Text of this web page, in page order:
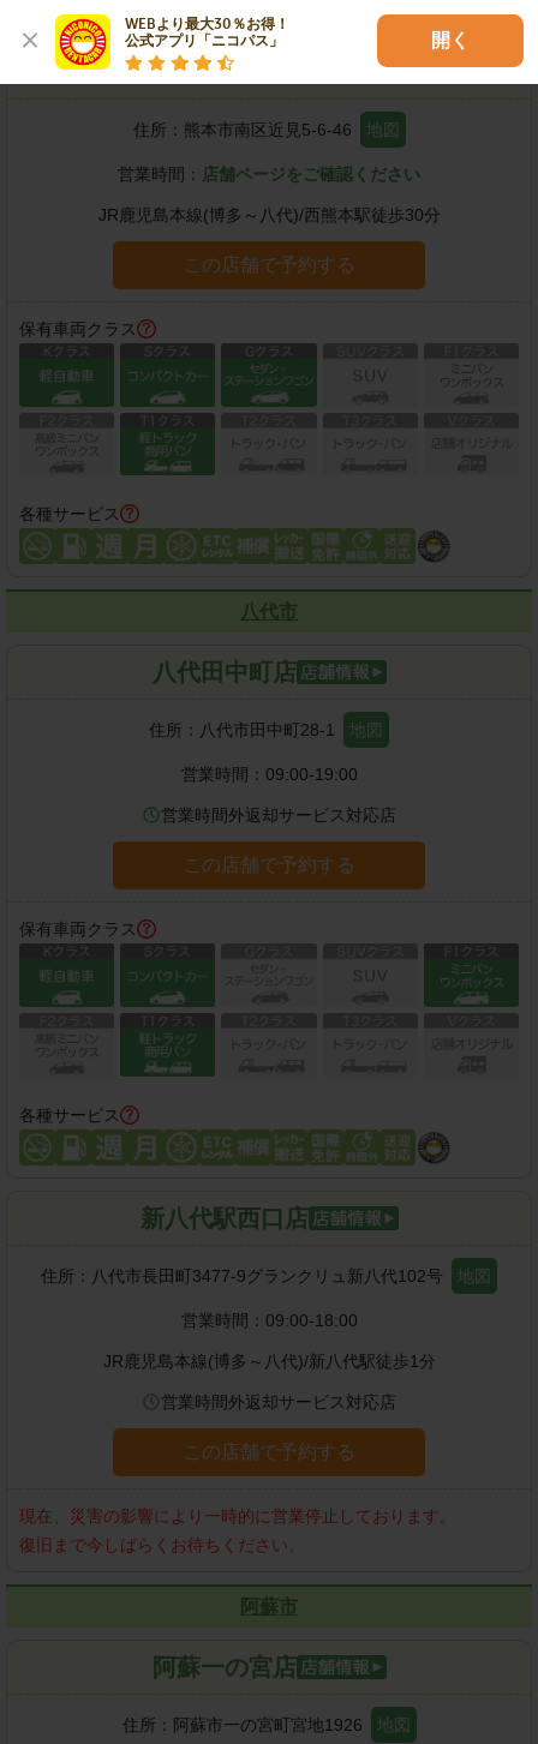
WEBより最大30％お得！
公式アプリ「ニコパス」
開く
熊本近見店
住所： 熊本市南区近見5-6-46 地図
営業時間： 店舗ページをご確認ください
JR鹿児島本線(博多～八代)/西熊本駅徒歩30分
この店舗で予約する
保有車両クラス
各種サービス
八代市
八代田中町店
住所： 八代市田中町28-1 地図
営業時間： 09:00-19:00
営業時間外返却サービス対応店
この店舗で予約する
保有車両クラス
各種サービス
新八代駅西口店
住所： 八代市長田町3477-9グランクリュ新八代102号 地図
営業時間： 09:00-18:00
JR鹿児島本線(博多～八代)/新八代駅徒歩1 分
営業時間外返却サービス対応店
この店舗で予約する
現在、災害の影響により一時的に営業停止しております。
復旧まで今しばらくお待ちください。
阿蘇市
阿蘇一の宮店
住所： 阿蘇市一の宮町宮地1926 地図